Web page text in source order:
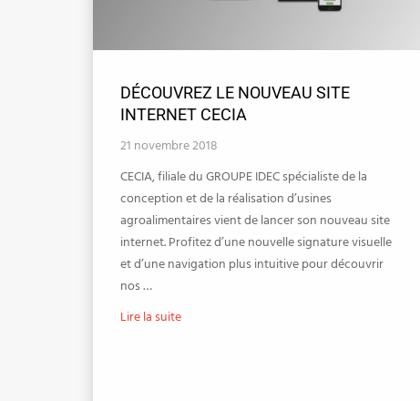
DÉCOUVREZ LE NOUVEAU SITE
INTERNET CECIA
21 novembre 2018
CECIA, filiale du GROUPE IDEC spécialiste de la
conception et de la réalisation d’usines
agroalimentaires vient de lancer son nouveau site
internet. Profitez d’une nouvelle signature visuelle
et d’une navigation plus intuitive pour découvrir
nos …
Lire la suite